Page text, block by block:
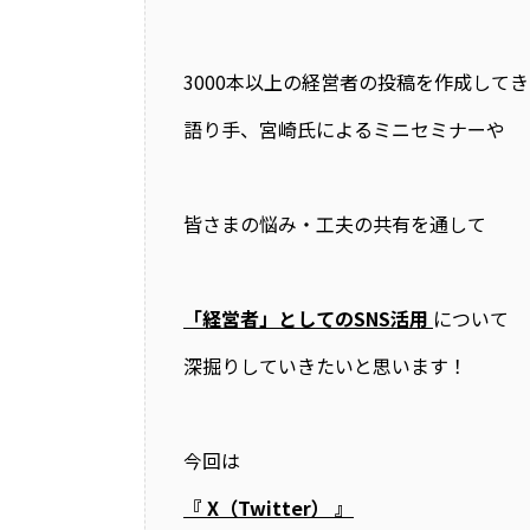
3000本以上の経営者の投稿を作成して
語り手、宮崎氏によるミニセミナーや
皆さまの悩み・工夫の共有を通して
「経営者」としてのSNS活用 について
深掘りしていきたいと思います！
今回は
『 X（Twitter） 』